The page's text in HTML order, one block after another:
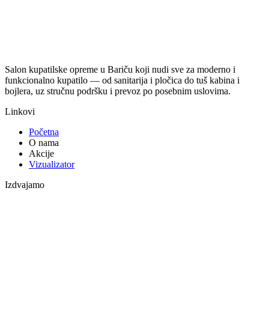
Salon kupatilske opreme u Bariču koji nudi sve za moderno i
funkcionalno kupatilo — od sanitarija i pločica do tuš kabina i
bojlera, uz stručnu podršku i prevoz po posebnim uslovima.
Linkovi
Početna
O nama
Akcije
Vizualizator
Izdvajamo